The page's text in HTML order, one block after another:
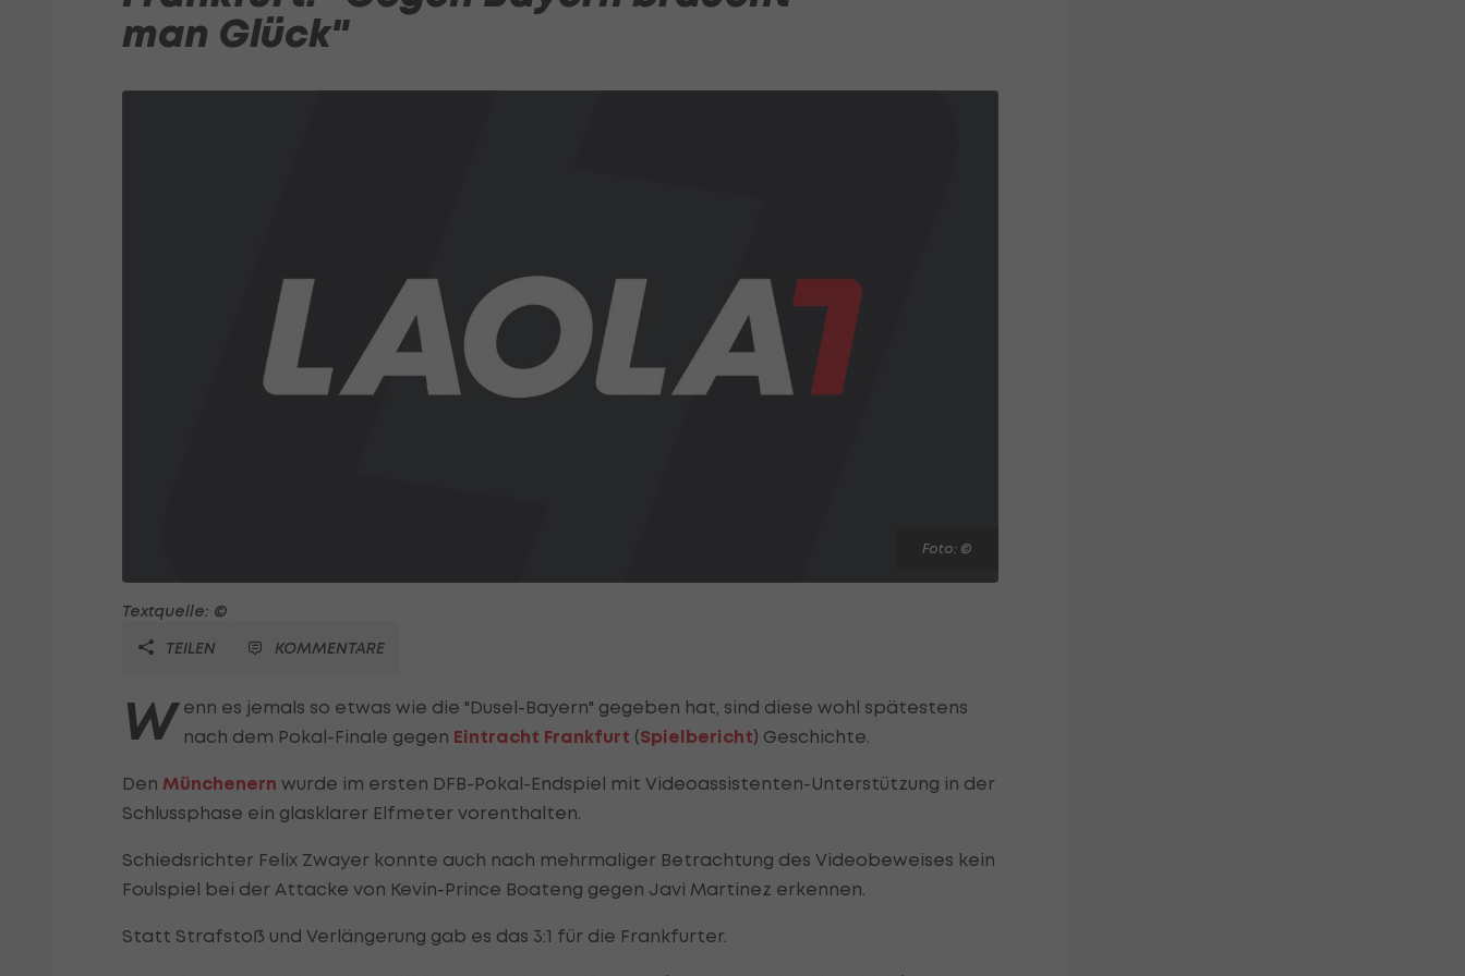
man Glück"
Foto: ©
Textquelle: ©
TEILEN
KOMMENTARE
W enn es jemals so etwas wie die "Dusel-Bayern" gegeben hat, sind diese wohl spätestens
nach dem Pokal-Finale gegen Eintracht Frankfurt (Spielbericht) Geschichte.
Den Münchenern wurde im ersten DFB-Pokal-Endspiel mit Videoassistenten-Unterstützung in der
Schlussphase ein glasklarer Elfmeter vorenthalten.
Schiedsrichter Felix Zwayer konnte auch nach mehrmaliger Betrachtung des Videobeweises kein
Foulspiel bei der Attacke von Kevin-Prince Boateng gegen Javi Martinez erkennen.
Statt Strafstoß und Verlängerung gab es das 3:1 für die Frankfurter.